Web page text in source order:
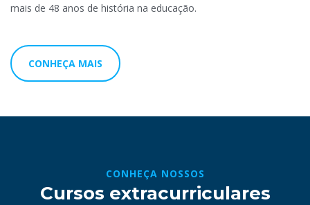
mais de 48 anos de história na educação.
CONHEÇA MAIS
CONHEÇA NOSSOS
Cursos extracurriculares